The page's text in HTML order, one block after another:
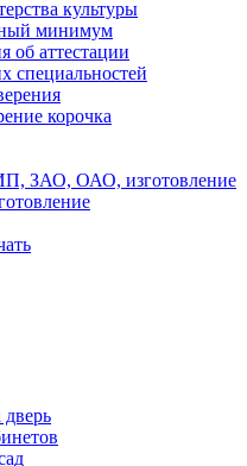
культуры
минимум
об аттестации
специальностей
корочка
ЗАО, ОАО, изготовление